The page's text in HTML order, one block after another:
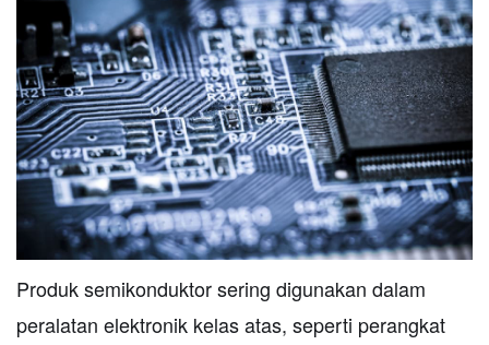
Produk semikonduktor sering digunakan dalam
peralatan elektronik kelas atas, seperti perangkat